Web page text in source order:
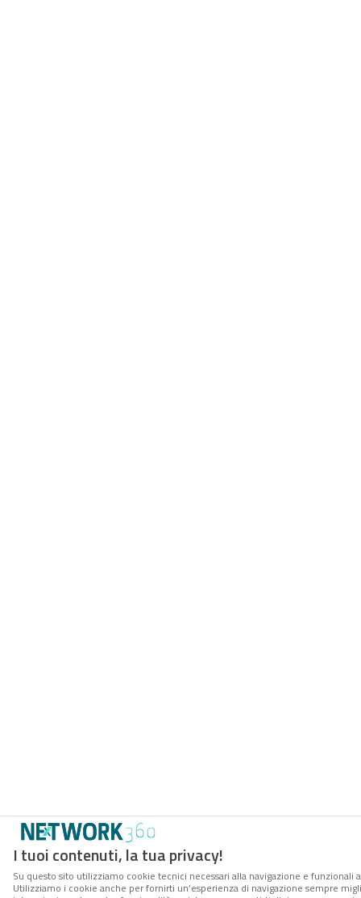
I tuoi contenuti, la tua privacy!
Su questo sito utilizziamo cookie tecnici necessari alla navigazione e funzionali
Utilizziamo i cookie anche per fornirti un’esperienza di navigazione sempre